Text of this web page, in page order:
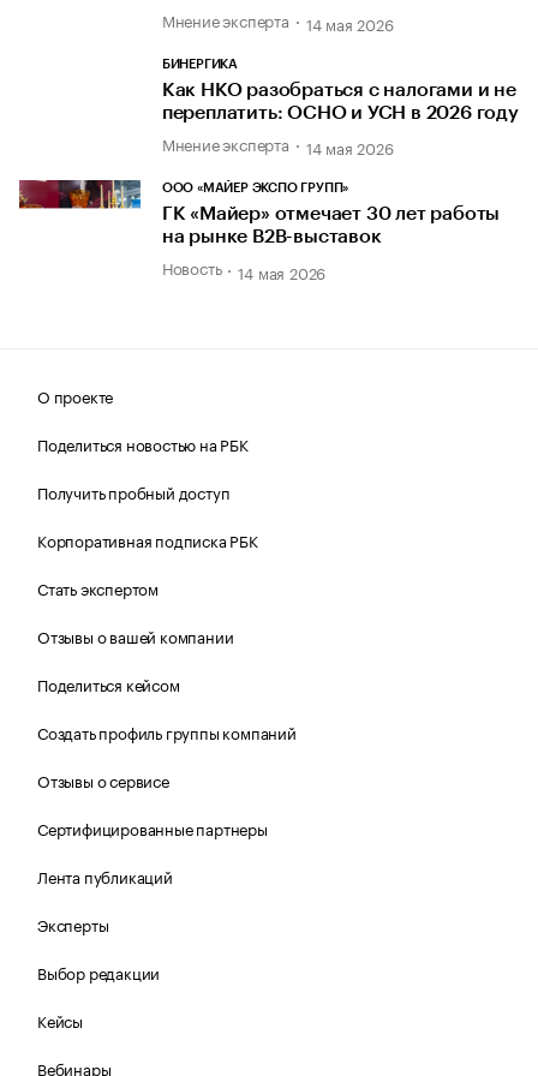
Мнение эксперта 14 мая 2026
БИНЕРГИКА
Как НКО разобраться с налогами и не
переплатить: ОСНО и УСН в 2026 году
Мнение эксперта 14 мая 2026
ООО «МАЙЕР ЭКСПО ГРУПП»
ГК «Майер» отмечает 30 лет работы
на рынке B2B-выставок
Новость 14 мая 2026
О проекте
Поделиться новостью на РБК
Получить пробный доступ
Корпоративная подписка РБК
Стать экспертом
Отзывы о вашей компании
Поделиться кейсом
Создать профиль группы компаний
Отзывы о сервисе
Сертифицированные партнеры
Лента публикаций
Эксперты
Выбор редакции
Кейсы
Вебинары